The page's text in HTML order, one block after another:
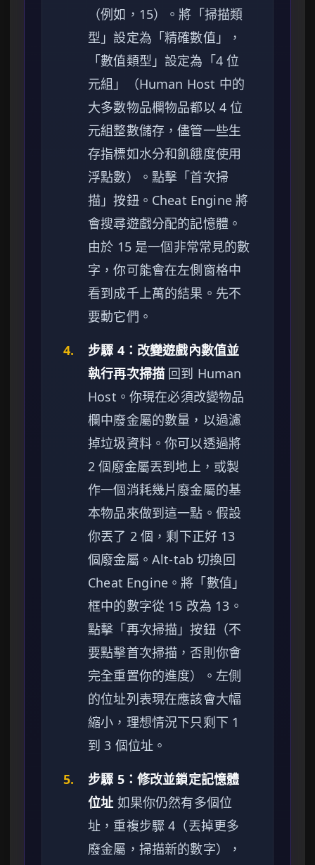
（例如，15）。將「掃描類
型」設定為「精確數值」，
「數值類型」設定為「4 位
元組」（Human Host 中的
大多數物品欄物品都以 4 位
元組整數儲存，儘管一些生
存指標如水分和飢餓度使用
浮點數）。點擊「首次掃
描」按鈕。Cheat Engine 將
會搜尋遊戲分配的記憶體。
由於 15 是一個非常常見的數
字，你可能會在左側窗格中
看到成千上萬的結果。先不
要動它們。
4.
步驟 4：改變遊戲內數值並
執行再次掃描 回到 Human
Host。你現在必須改變物品
欄中廢金屬的數量，以過濾
掉垃圾資料。你可以透過將
2 個廢金屬丟到地上，或製
作一個消耗幾片廢金屬的基
本物品來做到這一點。假設
你丟了 2 個，剩下正好 13
個廢金屬。Alt-tab 切換回
Cheat Engine。將「數值」
框中的數字從 15 改為 13。
點擊「再次掃描」按鈕（不
要點擊首次掃描，否則你會
完全重置你的進度）。左側
的位址列表現在應該會大幅
縮小，理想情況下只剩下 1
到 3 個位址。
5.
步驟 5：修改並鎖定記憶體
位址 如果你仍然有多個位
址，重複步驟 4（丟掉更多
廢金屬，掃描新的數字），